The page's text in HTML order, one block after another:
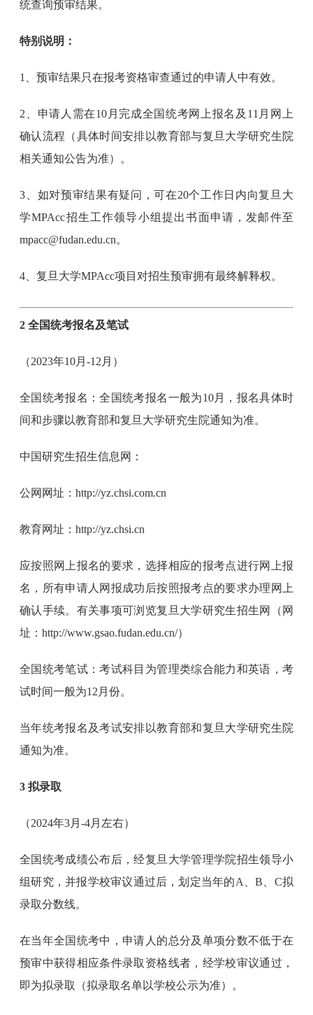
统查询预审结果。
特别说明：
1、预审结果只在报考资格审查通过的申请人中有效。
2、申请人需在10月完成全国统考网上报名及11月网上
确认流程（具体时间安排以教育部与复旦大学研究生院
相关通知公告为准）。
3、如对预审结果有疑问，可在20个工作日内向复旦大
学MPAcc招生工作领导小组提出书面申请，发邮件至
mpacc@fudan.edu.cn。
4、复旦大学MPAcc项目对招生预审拥有最终解释权。
2 全国统考报名及笔试
（2023年10月-12月）
全国统考报名：全国统考报名一般为10月，报名具体时
间和步骤以教育部和复旦大学研究生院通知为准。
中国研究生招生信息网：
公网网址：http://yz.chsi.com.cn
教育网址：http://yz.chsi.cn
应按照网上报名的要求，选择相应的报考点进行网上报
名，所有申请人网报成功后按照报考点的要求办理网上
确认手续。有关事项可浏览复旦大学研究生招生网（网
址：http://www.gsao.fudan.edu.cn/）
全国统考笔试：考试科目为管理类综合能力和英语，考
试时间一般为12月份。
当年统考报名及考试安排以教育部和复旦大学研究生院
通知为准。
3 拟录取
（2024年3月-4月左右）
全国统考成绩公布后，经复旦大学管理学院招生领导小
组研究，并报学校审议通过后，划定当年的A、B、C拟
录取分数线。
在当年全国统考中，申请人的总分及单项分数不低于在
预审中获得相应条件录取资格线者，经学校审议通过，
即为拟录取（拟录取名单以学校公示为准）。